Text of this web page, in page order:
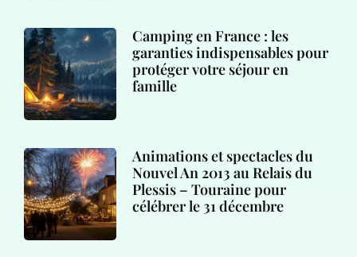
Camping en France : les
garanties indispensables pour
protéger votre séjour en
famille
Animations et spectacles du
Nouvel An 2013 au Relais du
Plessis – Touraine pour
célébrer le 31 décembre